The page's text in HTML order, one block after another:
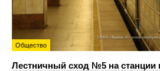
Общество
Лестничный сход №5 на станции